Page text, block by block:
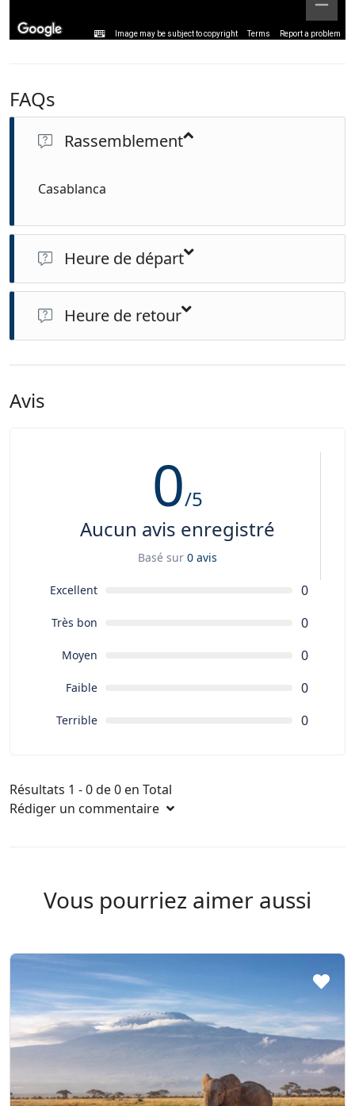
Image may be subject to copyright Terms Report a problem
FAQs
Rassemblement
Casablanca
Heure de départ
17H00
Heure de retour
Avis
0/5
Aucun avis enregistré
Basé sur 0 avis
Excellent 0
Très bon 0
Moyen 0
Faible 0
Terrible 0
Résultats 1 - 0 de 0 en Total
Rédiger un commentaire
Vous pourriez aimer aussi